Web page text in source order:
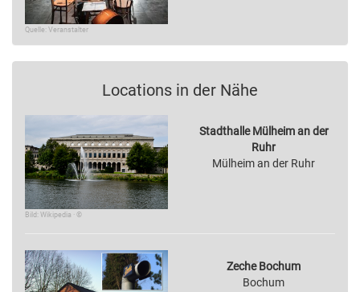
Quelle: Veranstalter
Locations in der Nähe
Bild: Wikipedia · ©
Stadthalle Mülheim an der
Ruhr
Mülheim an der Ruhr
Zeche Bochum
Bochum